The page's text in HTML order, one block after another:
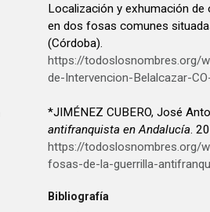
Localización y exhumación
en dos fosas comunes
(Córdoba).
https://todoslosnombres.org/
de-Intervencion-Belalcazar-
*JIMÉNEZ CUBERO, José
antifranquista en Andalucía .
https://todoslosnombres.org/
fosas-de-la-guerrilla-
Bibliografía